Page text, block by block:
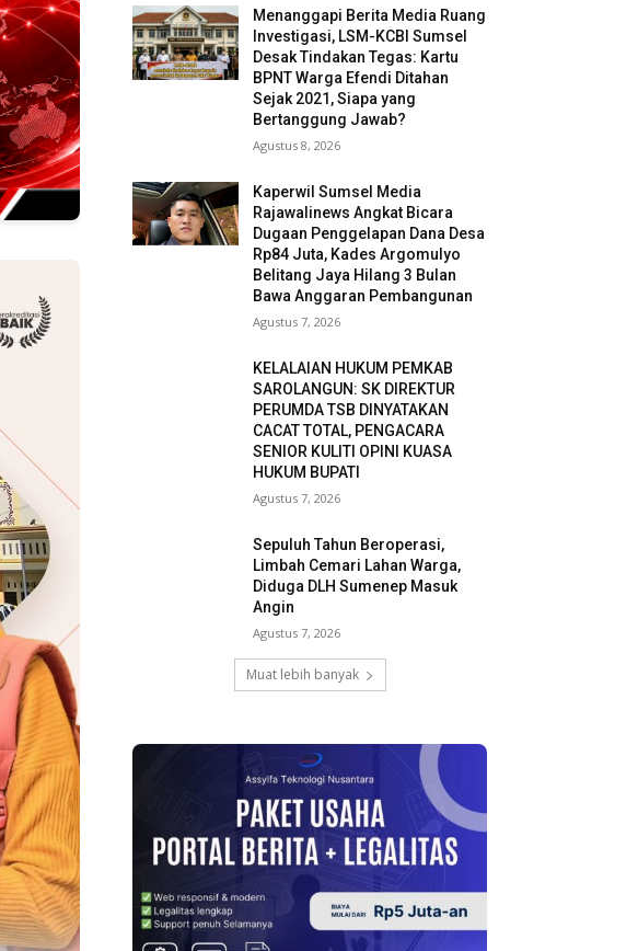
Menanggapi Berita Media Ruang
Investigasi, LSM-KCBI Sumsel
Desak Tindakan Tegas: Kartu
BPNT Warga Efendi Ditahan
Sejak 2021, Siapa yang
Bertanggung Jawab?
Agustus 8, 2026
Kaperwil Sumsel Media
Rajawalinews Angkat Bicara
Dugaan Penggelapan Dana Desa
Rp84 Juta, Kades Argomulyo
Belitang Jaya Hilang 3 Bulan
Bawa Anggaran Pembangunan
Agustus 7, 2026
KELALAIAN HUKUM PEMKAB
SAROLANGUN: SK DIREKTUR
PERUMDA TSB DINYATAKAN
CACAT TOTAL, PENGACARA
SENIOR KULITI OPINI KUASA
HUKUM BUPATI
Agustus 7, 2026
Sepuluh Tahun Beroperasi,
Limbah Cemari Lahan Warga,
Diduga DLH Sumenep Masuk
Angin
Agustus 7, 2026
Muat lebih banyak